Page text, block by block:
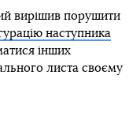
вирішив порушити
наступника
інших
листа своєму